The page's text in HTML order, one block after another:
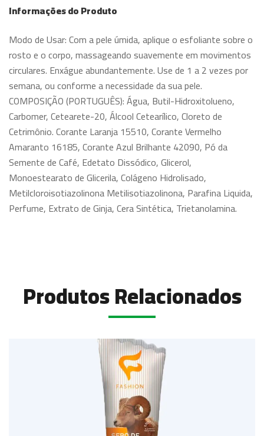
Informações do Produto
Modo de Usar: Com a pele úmida, aplique o esfoliante sobre o
rosto e o corpo, massageando suavemente em movimentos
circulares. Enxágue abundantemente. Use de 1 a 2 vezes por
semana, ou conforme a necessidade da sua pele.
COMPOSIÇÃO (PORTUGUÊS): Água, Butil-Hidroxitolueno,
Carbomer, Cetearete-20, Álcool Cetearílico, Cloreto de
Cetrimônio. Corante Laranja 15510, Corante Vermelho
Amaranto 16185, Corante Azul Brilhante 42090, Pó da
Semente de Café, Edetato Dissódico, Glicerol,
Monoestearato de Glicerila, Colágeno Hidrolisado,
Metilcloroisotiazolinona Metilisotiazolinona, Parafina Liquida,
Perfume, Extrato de Ginja, Cera Sintética, Trietanolamina.
Produtos Relacionados